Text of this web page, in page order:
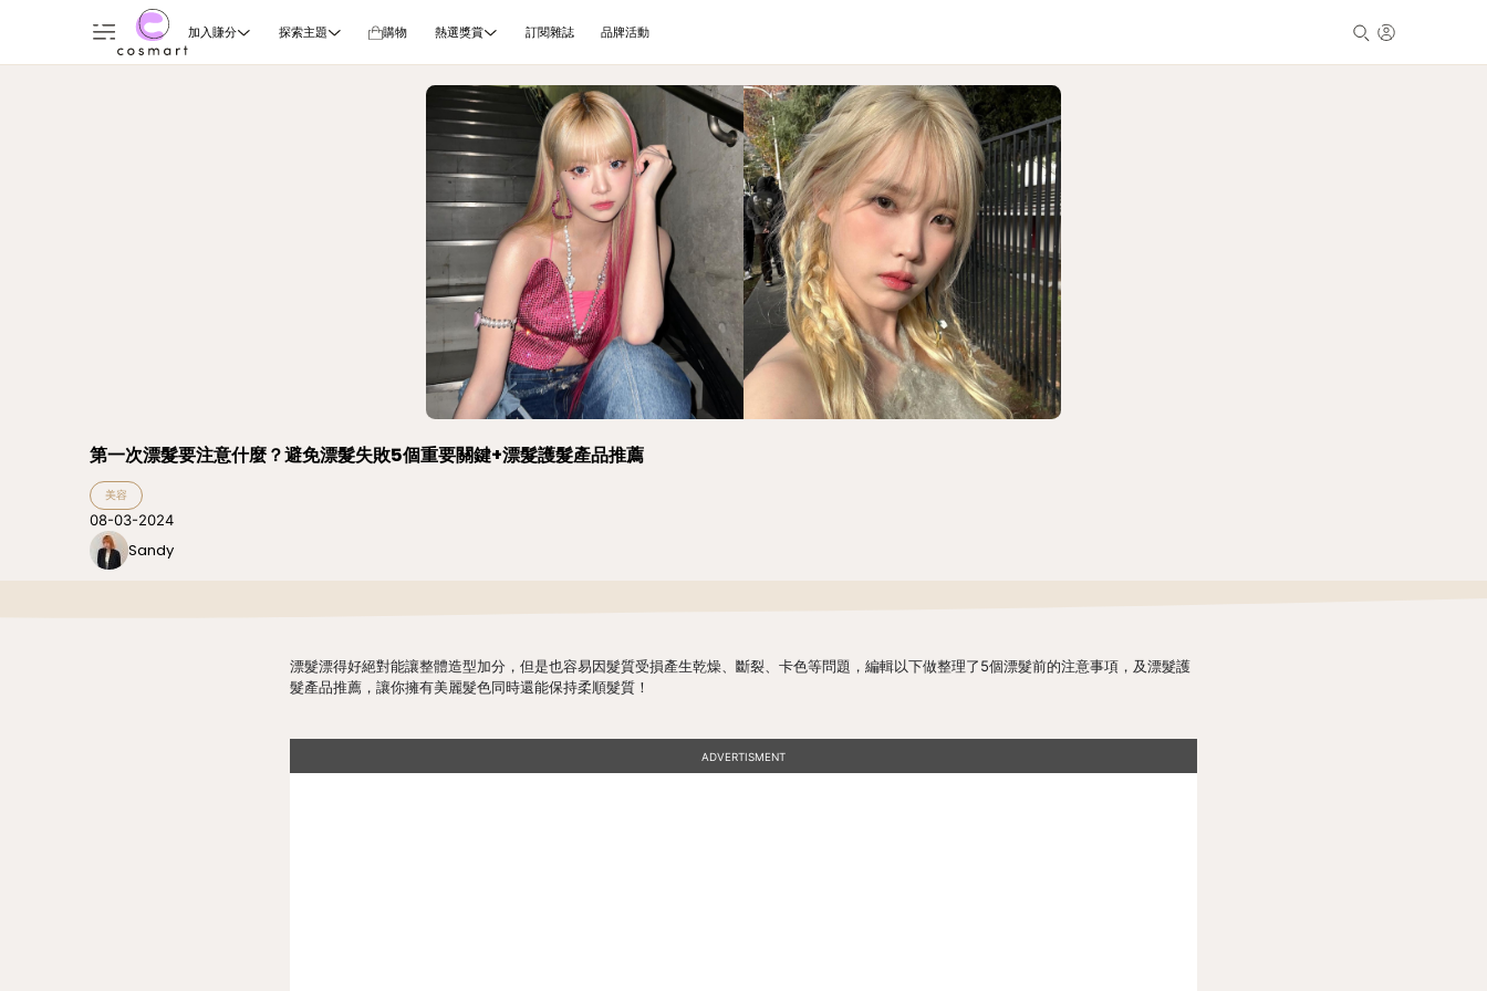
加入賺分 探索主題 購物 熱選獎賞 訂閱雜誌 品牌活動
第一次漂髮要注意什麼？避免漂髮失敗5個重要關鍵+漂髮護髮產品推薦
美容
08-03-2024
Sandy
漂髮漂得好絕對能讓整體造型加分，但是也容易因髮質受損產生乾燥、斷裂、卡色等問題，編輯以下做整理了5個漂髮前的注意事項，及漂髮護
髮產品推薦，讓你擁有美麗髮色同時還能保持柔順髮質！
ADVERTISMENT